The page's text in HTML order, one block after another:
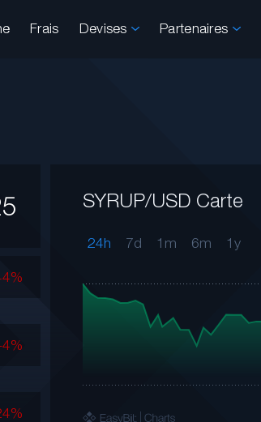
Frais Devises Partenaires
4%
SYRUP/USD Carte
24h 7d 1m 6m 1y